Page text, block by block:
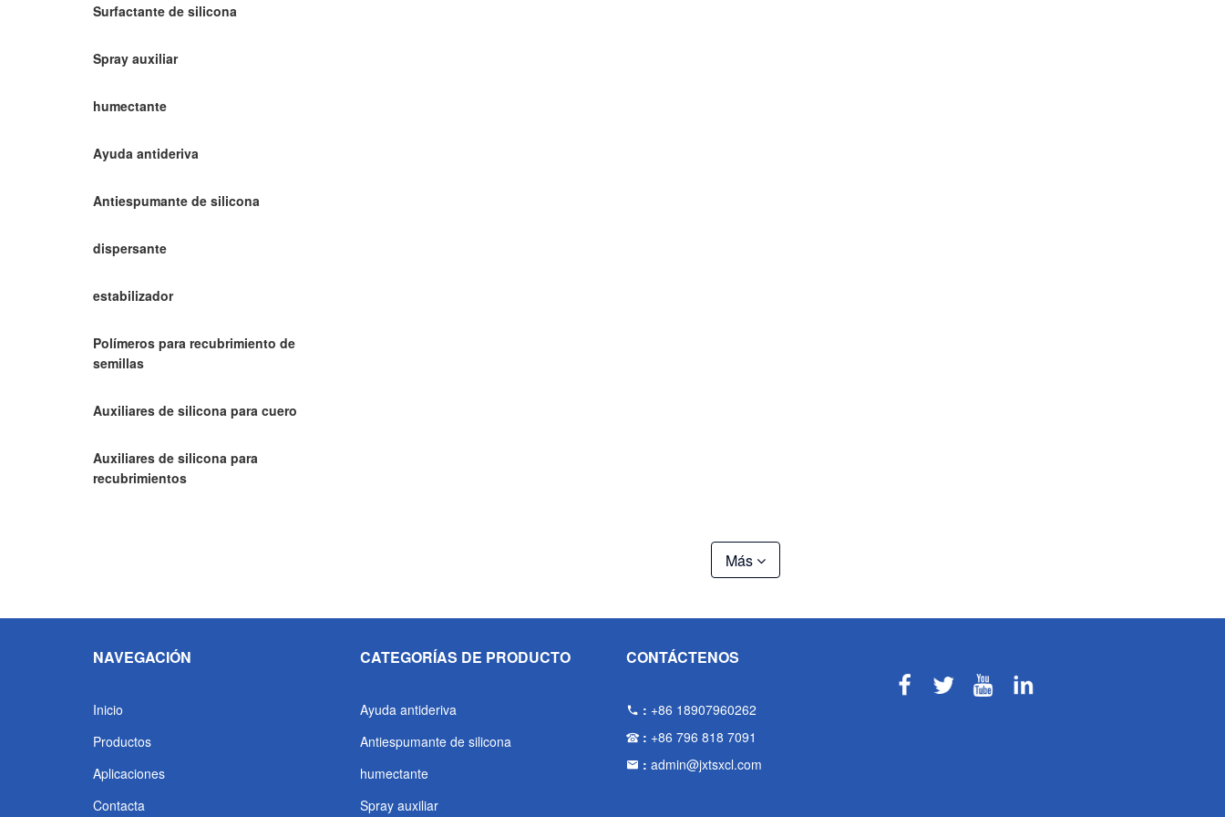
Surfactante de silicona
Spray auxiliar
humectante
Ayuda antideriva
Antiespumante de silicona
dispersante
estabilizador
Polímeros para recubrimiento de
semillas
Auxiliares de silicona para cuero
Auxiliares de silicona para
recubrimientos
Más
NAVEGACIÓN
Inicio
Productos
Aplicaciones
Contacta
CATEGORÍAS DE PRODUCTO
Ayuda antideriva
Antiespumante de silicona
humectante
Spray auxiliar
CONTÁCTENOS
: +86 18907960262
: +86 796 818 7091
: admin@jxtsxcl.com